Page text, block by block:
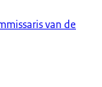
van de